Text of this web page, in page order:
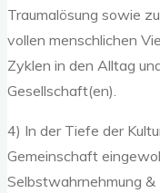
Traumalösung sowie
vollen menschlichen
Zyklen in den Alltag
Gesellschaft(en).
4) In der Tiefe der
Gemeinschaft
Selbstwahrnehmung